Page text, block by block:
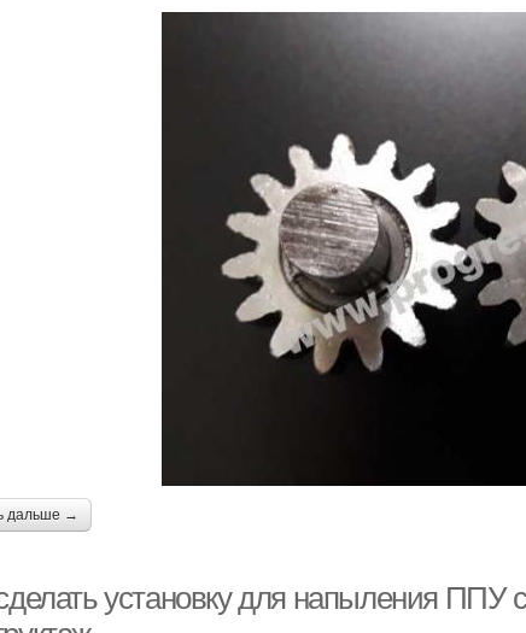
дальше →
установку для напыления